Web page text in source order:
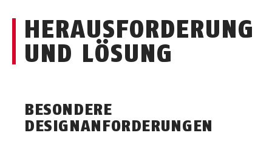
HERAUSFORDERUNG
UND LÖSUNG
BESONDERE
DESIGNANFORDERUNGEN